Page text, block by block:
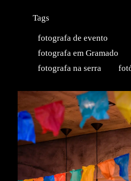
Tags
fotografa de evento
fotografa em Gramado
fotografa na serra